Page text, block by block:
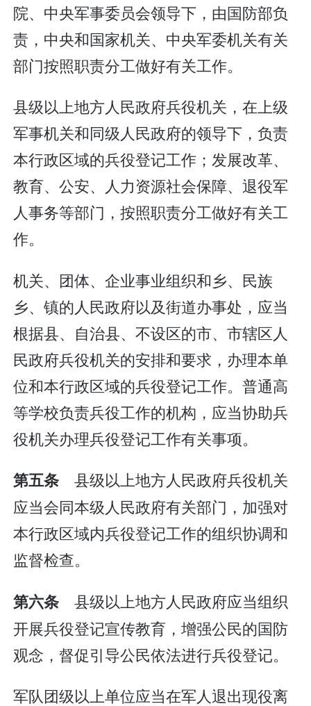
院、中央军事委员会领导下，由国防部负
责，中央和国家机关、中央军委机关有关
部门按照职责分工做好有关工作。
县级以上地方人民政府兵役机关，在上级
军事机关和同级人民政府的领导下，负责
本行政区域的兵役登记工作；发展改革、
教育、公安、人力资源社会保障、退役军
人事务等部门，按照职责分工做好有关工
作。
机关、团体、企业事业组织和乡、民族
乡、镇的人民政府以及街道办事处，应当
根据县、自治县、不设区的市、市辖区人
民政府兵役机关的安排和要求，办理本单
位和本行政区域的兵役登记工作。普通高
等学校负责兵役工作的机构，应当协助兵
役机关办理兵役登记工作有关事项。
第五条县级以上地方人民政府兵役机关
应当会同本级人民政府有关部门，加强对
本行政区域内兵役登记工作的组织协调和
监督检查。
第六条县级以上地方人民政府应当组织
开展兵役登记宣传教育，增强公民的国防
观念，督促引导公民依法进行兵役登记。
军队团级以上单位应当在军人退出现役离